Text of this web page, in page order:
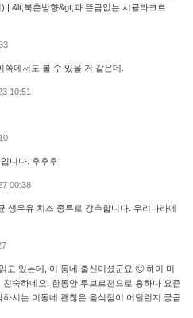
| &lt;북촌방향&gt;과 뜬금없는 시뮬라크르
에서도 볼 수 있을 거 같은데.
10:51
니다. 후후후
00:38
생우유 치즈 종류로 강추합니다. 우리나라에
고 있는데, 이 동네 출신이셨군요 🙂 하이 미
숙하네요. 한동안 루브르전으로 흥하다 요즘
시는 이동네 괜찮은 음식점이 어딜런지 궁금